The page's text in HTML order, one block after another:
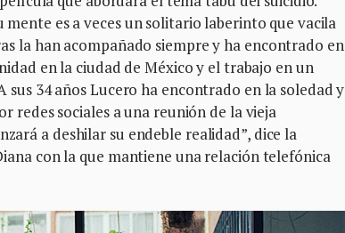
es a veces un solitario laberinto que vacila
la han acompañado siempre y ha encontrado en
en la ciudad de México y el trabajo en un
34 años Lucero ha encontrado en la soledad y
redes sociales a una reunión de la vieja
a deshilar su endeble realidad”, dice la
con la que mantiene una relación telefónica